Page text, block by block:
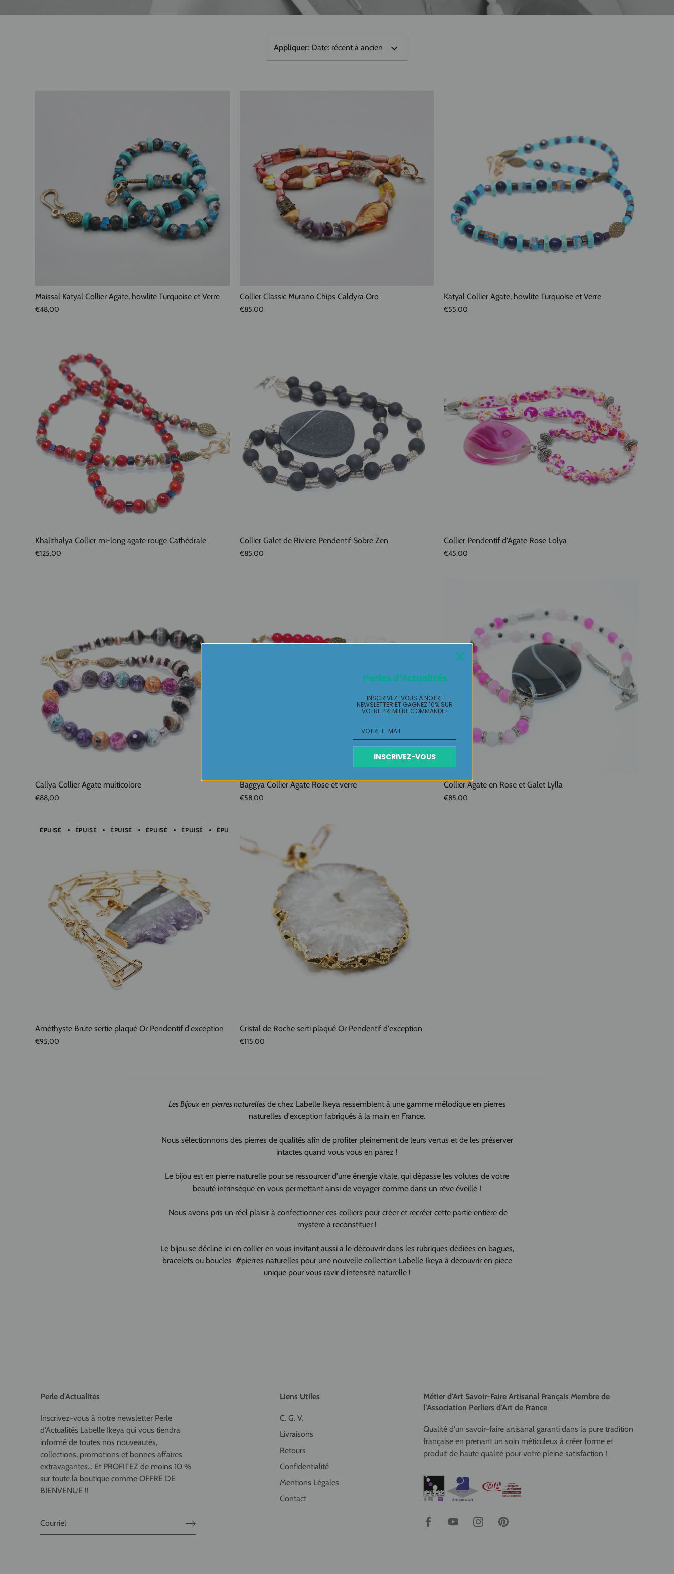
Appliquer: Date: récent à ancien
Maissal Katyal Collier Agate, howlite Turquoise et Verre
€48,00
Collier Classic Murano Chips Caldyra Oro
€85,00
Katyal Collier Agate, howlite Turquoise et Verre
€55,00
Khalithalya Collier mi-long agate rouge Cathédrale
€125,00
Collier Galet de Riviere Pendentif Sobre Zen
€85,00
Collier Pendentif d'Agate Rose Lolya
€45,00
Callya Collier Agate multicolore
€88,00
Baggya Collier Agate Rose et verre
€58,00
Collier Agate en Rose et Galet Lylla
€85,00
ÉPUISÉ ÉPUISÉ ÉPUISÉ ÉPUISÉ ÉPUISÉ ÉPUISÉ ÉPUISÉ
Améthyste Brute sertie plaqué Or Pendentif d'exception
€95,00
Cristal de Roche serti plaqué Or Pendentif d'exception
€115,00
Les Bijouxen pierres naturellesde chez Labelle Ikeya ressemblent à une gamme mélodique en pierres
naturelles d'exception fabriqués à la main en France.
Nous sélectionnons des pierres de qualités afin de profiter pleinement de leurs vertus et de les préserver
intactes quand vous vous en parez !
Le bijou est en pierre naturelle pour se ressourcer d'une énergie vitale, qui dépasse les volutes de votre
beauté intrinsèque en vous permettant ainsi de voyager comme dans un rêve éveillé !
Nous avons pris un réel plaisir à confectionner ces colliers pour créer et recréer cette partie entière de
mystère à reconstituer !
Le bijou se décline ici en collier en vous invitant aussi à le découvrir dans les rubriques dédiées en bagues,
bracelets ou boucles #pierres naturelles pour une nouvelle collection Labelle Ikeya à découvrir en pièce
unique pour vous ravir d'intensité naturelle !
Perle d'Actualités
Inscrivez-vous à notre newsletter Perle
d'Actualités Labelle Ikeya qui vous tiendra
informé de toutes nos nouveautés,
collections, promotions et bonnes affaires
extravagantes... Et PROFITEZ de moins 10 %
sur toute la boutique comme OFFRE DE
BIENVENUE !!
Liens Utiles
C. G. V.
Livraisons
Retours
Confidentialité
Mentions Légales
Contact
Métier d'Art Savoir-Faire Artisanal Français Membre de
l’Association Perliers d'Art de France
Qualité d'un savoir-faire artisanal garanti dans la pure tradition
française en prenant un soin méticuleux à créer forme et
produit de haute qualité pour votre pleine satisfaction !
Perles d'Actualités
INSCRIVEZ-VOUS À NOTRE
NEWSLETTER ET GAGNEZ 10% SUR
VOTRE PREMIÈRE COMMANDE !
INSCRIVEZ-VOUS